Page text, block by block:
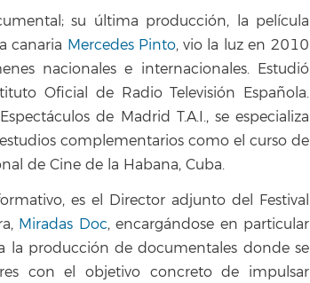
su última producción, la película
canaria Mercedes Pinto, vio la luz en 2010
nacionales e internacionales. Estudió
Oficial de Radio Televisión Española.
de Madrid T.A.I., se especializa
complementarios como el curso de
de Cine de la Habana, Cuba.
es el Director adjunto del Festival
Miradas Doc, encargándose en particular
la producción de documentales donde se
con el objetivo concreto de impulsar